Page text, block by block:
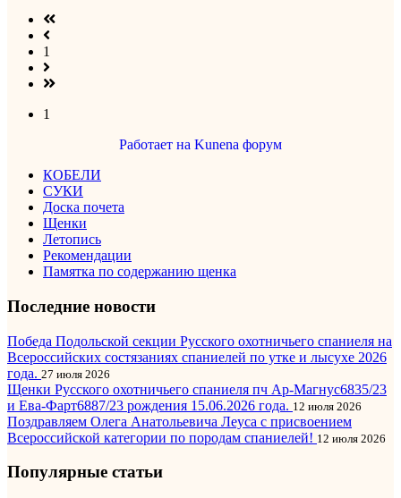
1
1
Работает на Kunena форум
КОБЕЛИ
СУКИ
Доска почета
Щенки
Летопись
Рекомендации
Памятка по содержанию щенка
Последние новости
Победа Подольской секции Русского охотничьего спаниеля на
Всероссийских состязаниях спаниелей по утке и лысухе 2026
года. 27 июля 2026
Щенки Русского охотничьего спаниеля пч Ар-Магнус6835/23
и Ева-Фарт6887/23 рождения 15.06.2026 года. 12 июля 2026
Поздравляем Олега Анатольевича Леуса с присвоением
Всероссийской категории по породам спаниелей! 12 июля 2026
Популярные статьи